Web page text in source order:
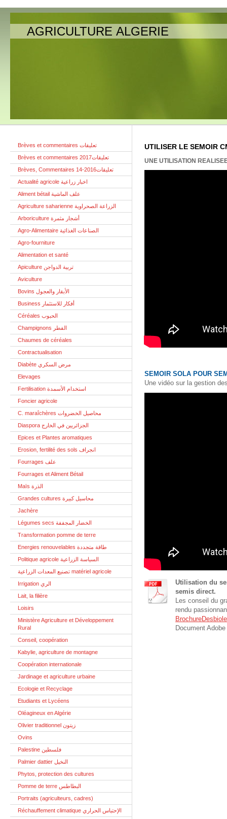
AGRICULTURE ALGERIE
Brèves et commentaires تعليقات
Brèves et commentaires تعليقات2017
Brèves, Commentaires تعليقات2016-14
Actualité agricole اخبار زراعية
Aliment bétail علف الماشية
Agriculture saharienne الزراعة الصحراوية
Arboriculture أشجار مثمرة
Agro-Alimentaire الصناعات الغذائية
Agro-fourniture
Alimentation et santé
Apiculture تربية الدواجن
Aviculture
Bovins الأبقار والعجول
Business أفكار للاستثمار
Céréales الحبوب
Champignons الفطر
Chaumes de céréales
Contractualisation
Diabète مرض السكري
Elevages
Fertilisation استخدام الأسمدة
Foncier agricole
C. maraîchères محاصيل الخضروات
Diaspora الجزائريين في الخارج
Epices et Plantes aromatiques
Erosion, fertilité des sols انجراف
Fourrages علف
Fourrages et Aliment Bétail
Maïs الذرة
Grandes cultures محاسيل كبيرة
Jachère
Légumes secs الخضار المجففة
Transformation pomme de terre
Energies renouvelables طاقة متجددة
Politique agricole السياسة الزراعية
تصنيع المعدات الزراعية matériel agricole
Irrigation الري
Lait, la filière
Loisirs
Ministère Agriculture et Développement
Rural
Conseil, coopération
Kabylie, agriculture de montagne
Coopération internationale
Jardinage et agriculture urbaine
Ecologie et Recyclage
Etudiants et Lycéens
Oléagineux en Algérie
Olivier traditionnel زيتون
Ovins
Palestine فلسطين
Palmier dattier النخيل
Phytos, protection des cultures
Pomme de terre البطاطس
Portraits (agriculteurs, cadres)
Réchauffement climatique الإحتباس الحراري
UTILISER LE SEMOIR
UNE UTILISATION
SEMOIR SOLA POUR
Une vidéo sur la gestion
Utilisation du
semis direct.
Les conseil du
rendu
Document